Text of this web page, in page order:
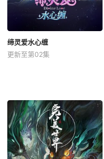
缔灵爱水心缠
更新至第02集